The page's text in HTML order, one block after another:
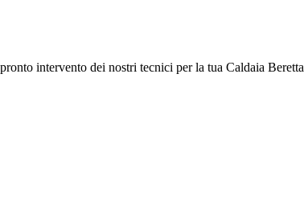
intervento dei nostri tecnici per la tua Caldaia Beretta